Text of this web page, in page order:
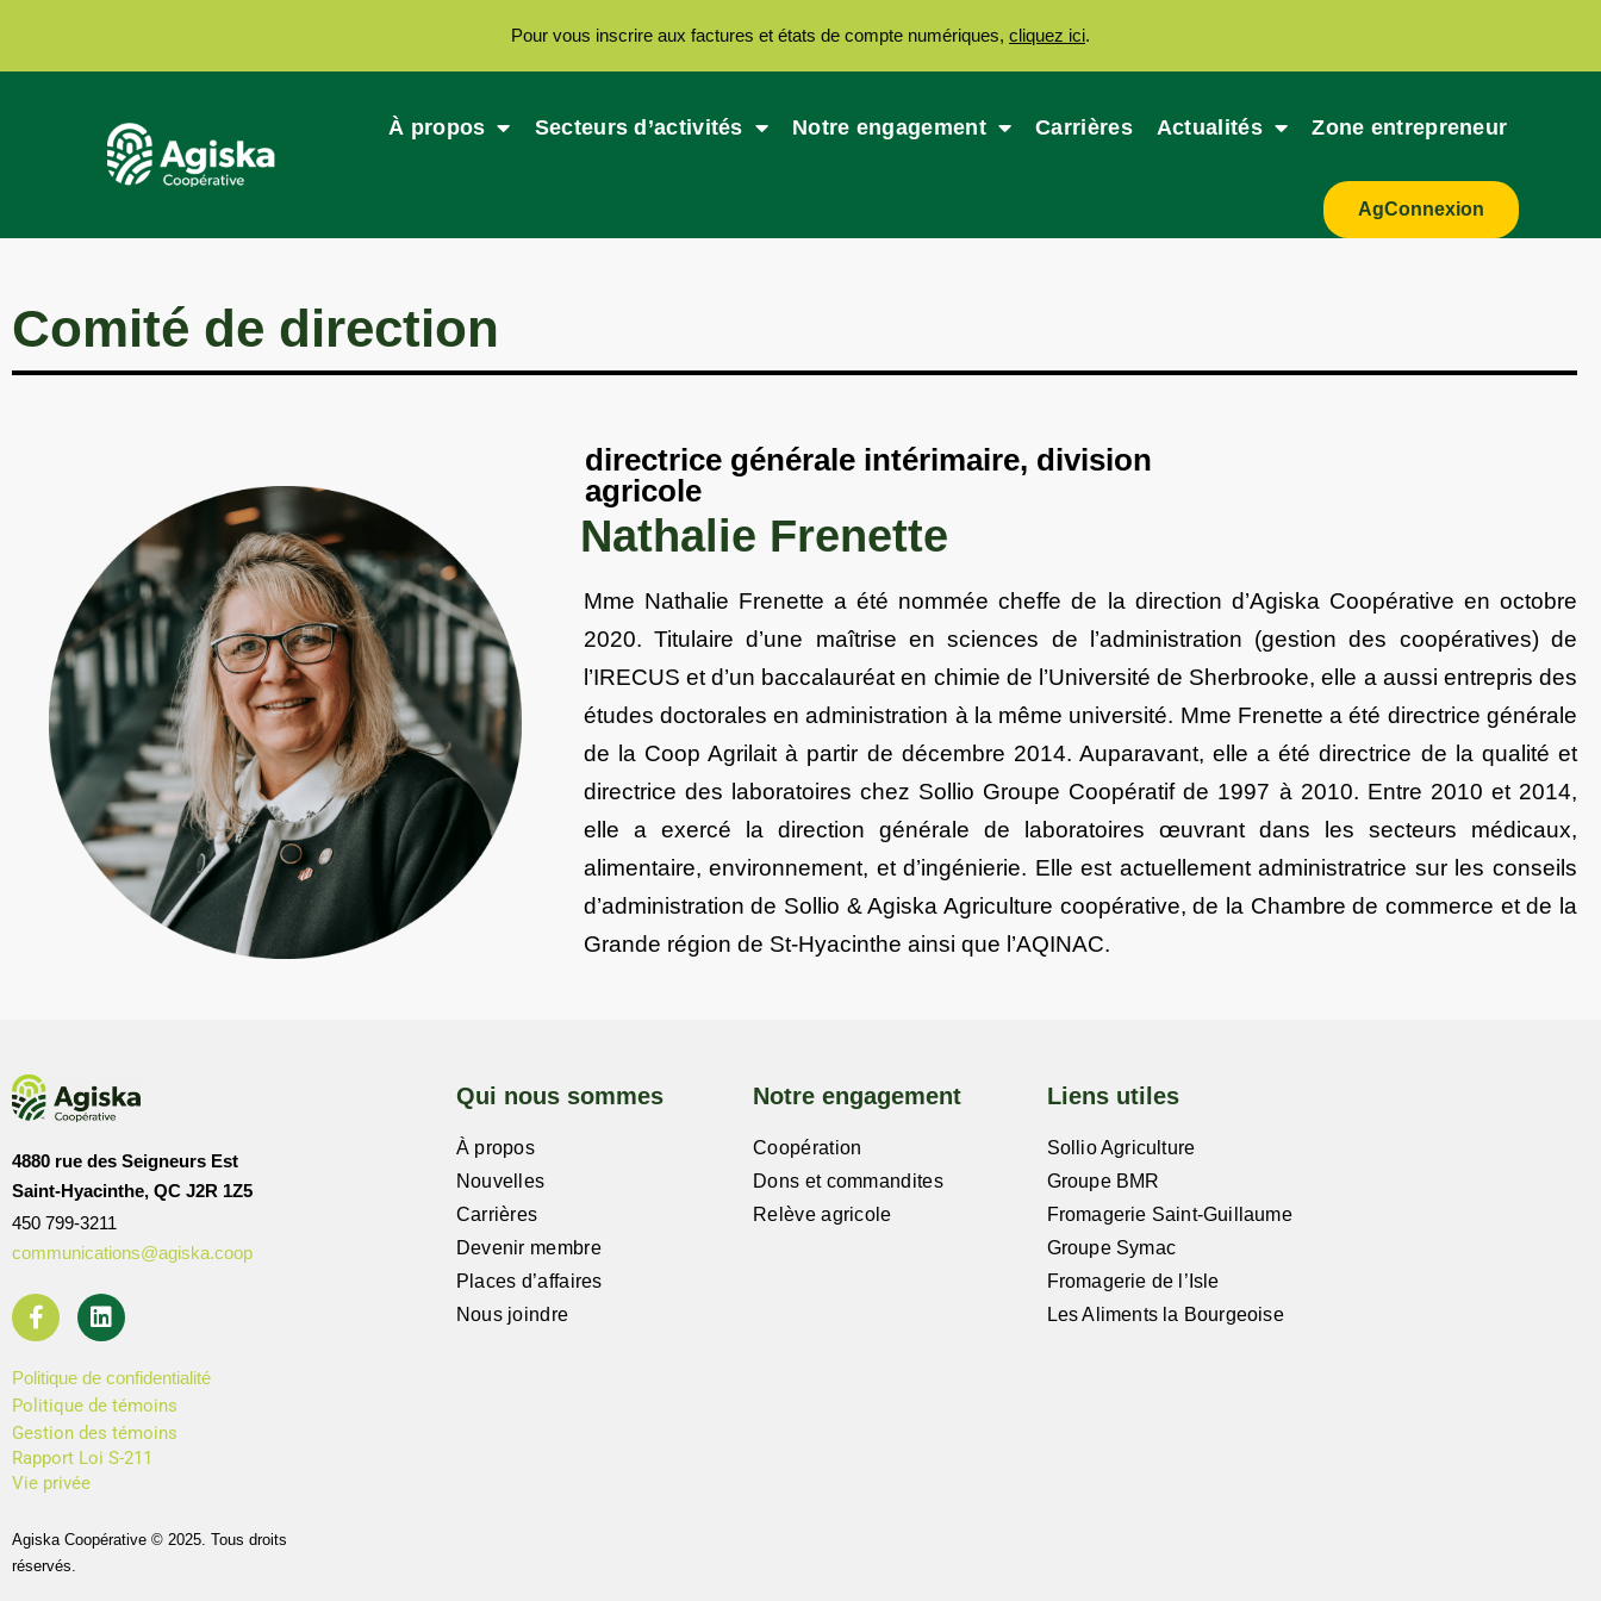
À propos Secteurs d’activités Notre engagement Carrières Actualités Zone entrepreneur
AgConnexion
Comité de direction
directrice générale intérimaire, division
agricole
Nathalie Frenette
Mme Nathalie Frenette a été nommée cheffe de la direction d’Agiska Coopérative en octobre
2020. Titulaire d’une maîtrise en sciences de l’administration (gestion des coopératives) de
l’IRECUS et d’un baccalauréat en chimie de l’Université de Sherbrooke, elle a aussi entrepris des
études doctorales en administration à la même université. Mme Frenette a été directrice générale
de la Coop Agrilait à partir de décembre 2014. Auparavant, elle a été directrice de la qualité et
directrice des laboratoires chez Sollio Groupe Coopératif de 1997 à 2010. Entre 2010 et 2014,
elle a exercé la direction générale de laboratoires œuvrant dans les secteurs médicaux,
alimentaire, environnement, et d’ingénierie. Elle est actuellement administratrice sur les conseils
d’administration de Sollio & Agiska Agriculture coopérative, de la Chambre de commerce et de la
Grande région de St-Hyacinthe ainsi que l’AQINAC.
4880 rue des Seigneurs Est
Saint-Hyacinthe, QC J2R 1Z5
450 799-3211
communications@agiska.coop
Politique de confidentialité
Politique de témoins
Gestion des témoins
Rapport Loi S-211
Vie privée
Agiska Coopérative © 2025. Tous droits
réservés.
Qui nous sommes
À propos
Nouvelles
Carrières
Devenir membre
Places d’affaires
Nous joindre
Notre engagement
Coopération
Dons et commandites
Relève agricole
Liens utiles
Sollio Agriculture
Groupe BMR
Fromagerie Saint-Guillaume
Groupe Symac
Fromagerie de l’Isle
Les Aliments la Bourgeoise
Pour vous inscrire aux factures et états de compte numériques, cliquez ici.